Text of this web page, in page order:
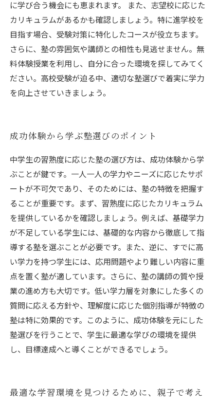
に学び合う機会にも恵まれます。 また、志望校に応じた
カリキュラムがあるかも確認しましょう。特に進学校を
目指す場合、受験対策に特化したコースが役立ちます。
さらに、塾の雰囲気や講師との相性も見逃せません。無
料体験授業を利用し、自分に合った環境を探してみてく
ださい。高校受験が迫る中、適切な塾選びで着実に学力
を向上させていきましょう。
成功体験から学ぶ塾選びのポイント
中学生の習熟度に応じた塾の選び方は、成功体験から学
ぶことが鍵です。一人一人の学力やニーズに応じたサポ
ートが不可欠であり、そのためには、塾の特徴を把握す
ることが重要です。まず、習熟度に応じたカリキュラム
を提供しているかを確認しましょう。例えば、基礎学力
が不足している学生には、基礎的な内容から徹底して指
導する塾を選ぶことが必要です。また、逆に、すでに高
い学力を持つ学生には、応用問題やより難しい内容に重
点を置く塾が適しています。さらに、塾の講師の質や授
業の進め方も大切です。低い学力層を対象にした多くの
質問に応える方針や、理解度に応じた個別指導が特徴の
塾は特に効果的です。このように、成功体験を元にした
塾選びを行うことで、学生に最適な学びの環境を提供
し、目標達成へと導くことができるでしょう。
最適な学習環境を見つけるために、親子で考え